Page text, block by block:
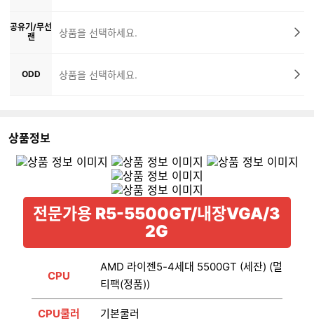
공유기/무선
랜
상품을 선택하세요.
ODD 상품을 선택하세요.
상품정보
전문가용 R5-5500GT/내장VGA/3
2G
CPU
AMD 라이젠5-4세대 5500GT (세잔) (멀
티팩(정품))
CPU쿨러 기본쿨러